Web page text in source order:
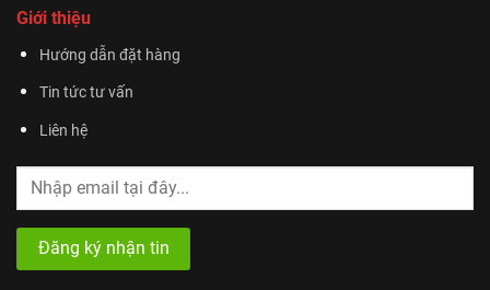
Giới thiệu
Hướng dẫn đặt hàng
Tin tức tư vấn
Liên hệ